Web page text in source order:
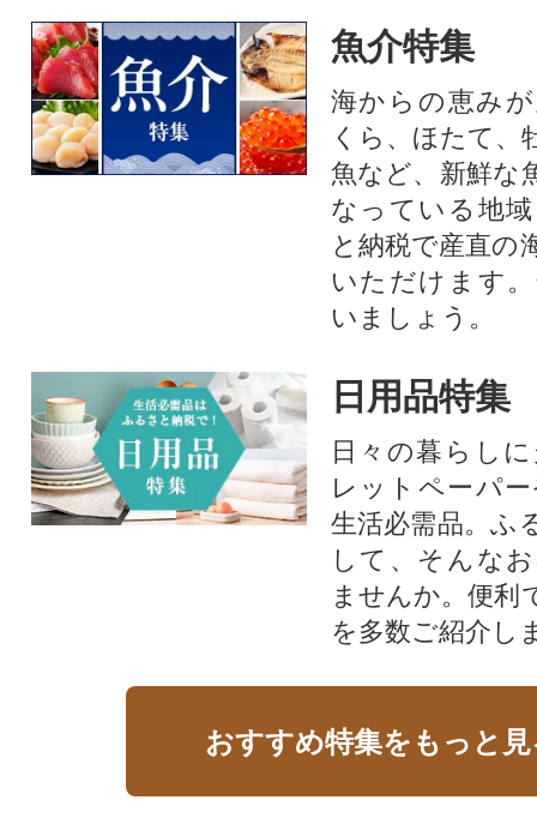
魚介特集
海からの恵み
くら、ほたて、
魚など、新鮮な
なっている地
と納税で産直の
いただけます
いましょう。
日用品特集
日々の暮らし
レットペーパ
生活必需品。ふ
して、そんな
ませんか。便利
を多数ご紹介し
おすすめ特集をもっと